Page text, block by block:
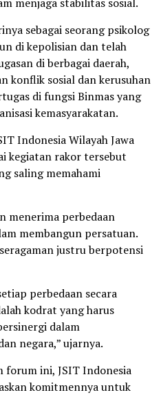
sebagai seorang psikolog
di kepolisian dan telah
di berbagai daerah,
konflik sosial dan kerusuhan
di fungsi Binmas yang
kemasyarakatan.
Indonesia Wilayah Jawa
kegiatan rakor tersebut
saling memahami
menerima perbedaan
membangun persatuan.
justru berpotensi
perbedaan secara
kodrat yang harus
dalam
negara,” ujarnya.
forum ini, JSIT Indonesia
komitmennya untuk